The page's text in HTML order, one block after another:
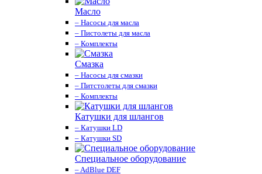
Масло
– Насосы для масла
– Пистолеты для масла
– Комплекты
Смазка
– Насосы для смазки
– Питстолеты для смазки
– Комплекты
Катушки для шлангов
– Катушки LD
– Катушки SD
Специальное оборудование
– AdBlue DEF